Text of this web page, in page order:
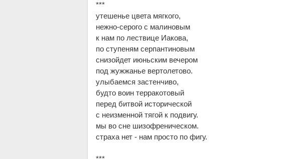
***
утешенье цвета мягкого,
нежно-серого с малиновым
к нам по лествице Иакова,
по ступеням серпантиновым
снизойдет июньским вечером
под жужжанье вертолетово.
улыбаемся застенчиво,
будто воин терракотовый
перед битвой исторической
с неизменной тягой к подвигу.
мы во сне шизофреническом.
страха нет - нам просто по фигу.